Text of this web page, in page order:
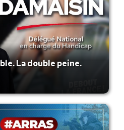
La double peine.